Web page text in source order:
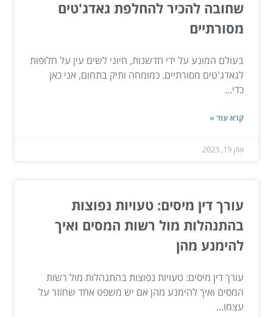
שחובה להכיר להחלפת גאדג'טים
מסורתיים
בעולם המונע על ידי חדשנות, חיוני לשים עין על חלופות
לגאדג'טים מסורתיים. כמומחה ותיק בתחום, אני כאן
כדי...
קרא עוד »
אוק 19, 2023
עורך דין מיסים: טעויות נפוצות
בהתנהלות מול רשות המסים ואיך
להימנע מהן
עורך דין מיסים: טעויות נפוצות בהתנהלות מול רשות
המסים ואיך להימנע מהן אם יש משפט אחד שחוזר על
עצמו...